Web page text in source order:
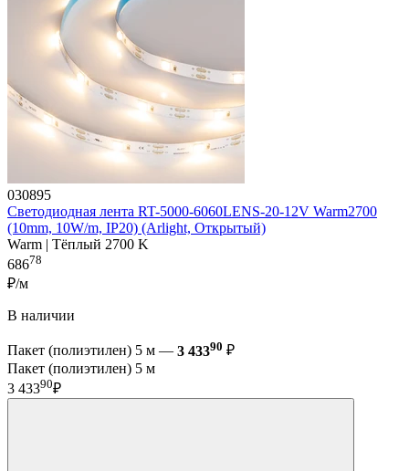
030895
Светодиодная лента RT-5000-6060LENS-20-12V Warm2700
(10mm, 10W/m, IP20) (Arlight, Открытый)
Warm | Тёплый 2700 K
68678
₽/м
В наличии
Пакет (полиэтилен) 5 м — 3 43390 ₽
Пакет (полиэтилен) 5 м
3 43390₽